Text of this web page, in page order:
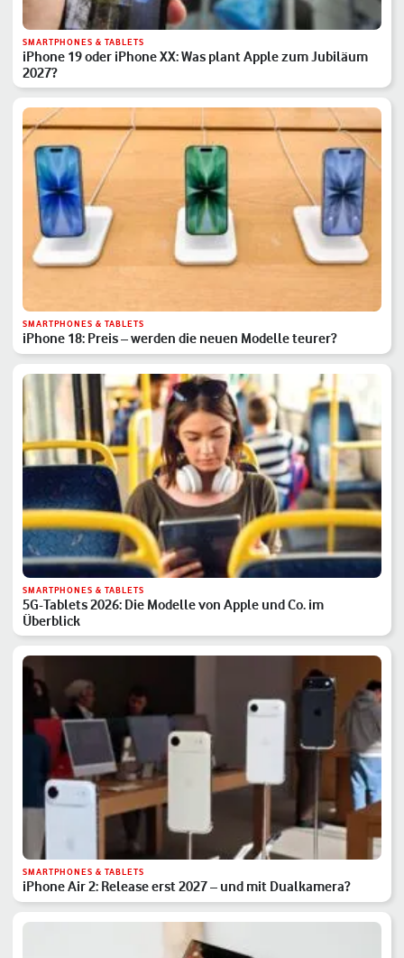
SMARTPHONES & TABLETS
iPhone 19 oder iPhone XX: Was plant Apple zum Jubiläum
2027?
SMARTPHONES & TABLETS
iPhone 18: Preis – werden die neuen Modelle teurer?
SMARTPHONES & TABLETS
5G-Tablets 2026: Die Modelle von Apple und Co. im
Überblick
SMARTPHONES & TABLETS
iPhone Air 2: Release erst 2027 – und mit Dualkamera?